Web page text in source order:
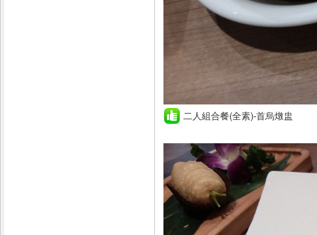
二人組合餐(全素)-首烏燉盅